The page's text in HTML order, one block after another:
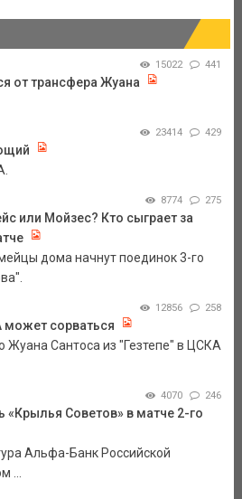
15022 441
от трансфера Жуана
23414 429
8774 275
или Мойзес? Кто сыграет за
дома начнут поединок 3-го
12856 258
сорваться
Сантоса из "Гезтепе" в ЦСКА
4070 246
«Крылья Советов» в матче 2-го
Альфа-Банк Российской
...